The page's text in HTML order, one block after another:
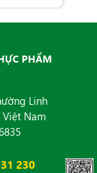
PHẨM
Linh
Việt Nam
230